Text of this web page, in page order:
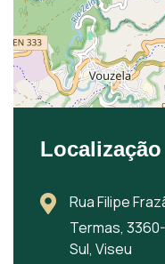
Localização
Rua Filipe
Termas,
Sul, Viseu